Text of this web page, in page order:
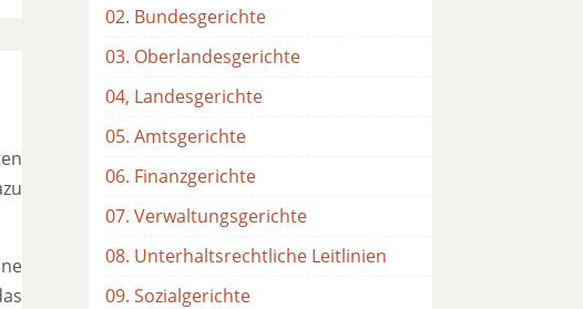
02. Bundesgerichte
03. Oberlandesgerichte
04, Landesgerichte
05. Amtsgerichte
06. Finanzgerichte
07. Verwaltungsgerichte
08. Unterhaltsrechtliche Leitlinien
09. Sozialgerichte